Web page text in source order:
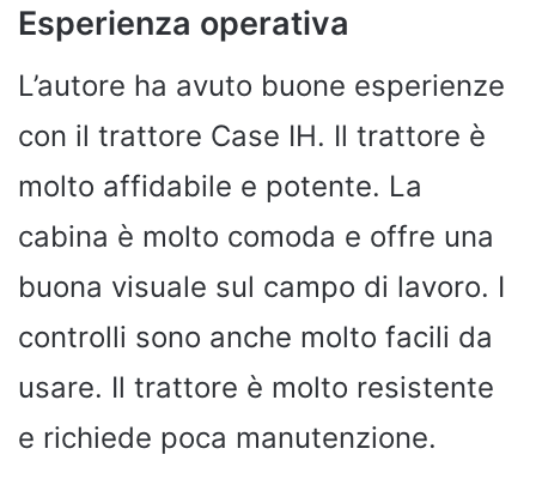
Esperienza operativa
L’autore ha avuto buone esperienze
con il trattore Case IH. Il trattore è
molto affidabile e potente. La
cabina è molto comoda e offre una
buona visuale sul campo di lavoro. I
controlli sono anche molto facili da
usare. Il trattore è molto resistente
e richiede poca manutenzione.